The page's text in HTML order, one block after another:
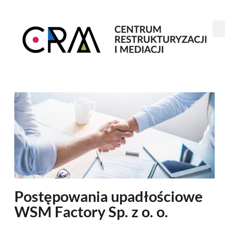
Postępowania upadłościowe
WSM Factory Sp. z o. o.